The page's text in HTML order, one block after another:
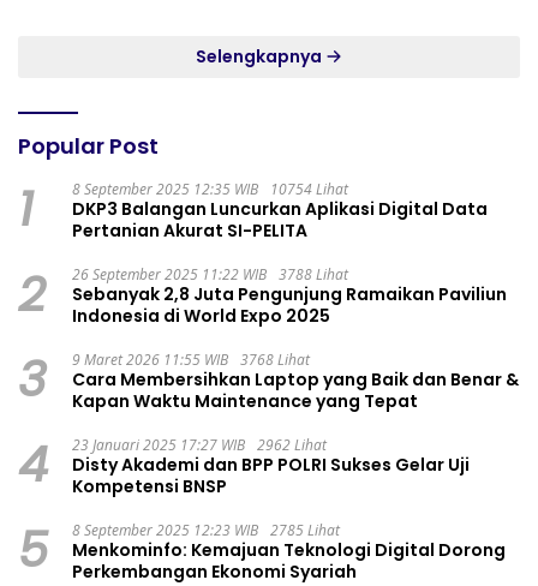
Selengkapnya
Popular Post
1 8 September 2025 12:35 WIB 10754 Lihat
DKP3 Balangan Luncurkan Aplikasi Digital Data
Pertanian Akurat SI-PELITA
2 26 September 2025 11:22 WIB 3788 Lihat
Sebanyak 2,8 Juta Pengunjung Ramaikan Paviliun
Indonesia di World Expo 2025
3 9 Maret 2026 11:55 WIB 3768 Lihat
Cara Membersihkan Laptop yang Baik dan Benar &
Kapan Waktu Maintenance yang Tepat
4 23 Januari 2025 17:27 WIB 2962 Lihat
Disty Akademi dan BPP POLRI Sukses Gelar Uji
Kompetensi BNSP
5 8 September 2025 12:23 WIB 2785 Lihat
Menkominfo: Kemajuan Teknologi Digital Dorong
Perkembangan Ekonomi Syariah